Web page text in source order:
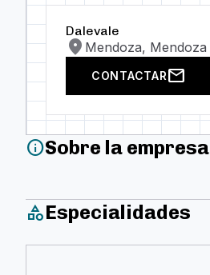
Dalevale
location_on Mendoza, Mendoza
CONTACTARmail
infoSobre la empresa
categoryEspecialidades